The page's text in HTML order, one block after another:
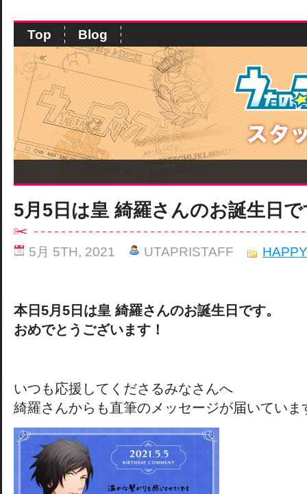
Top Blog
5月5日は皇 綺羅さんのお誕生日
5月 5TH, 2021 UTAPRISTAFF
本日5月5日は皇 綺羅さんのお誕生日です。
おめでとうございます！
いつも応援してくださるみなさんへ
綺羅さんからも直筆のメッセージが届いていま